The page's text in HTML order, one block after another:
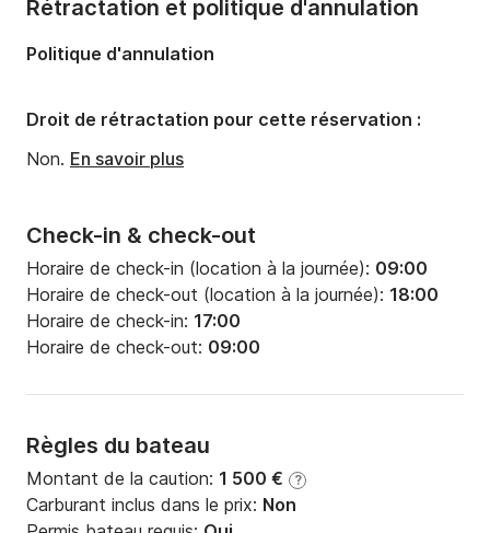
Tirant d'eau:1.95m
Puissance moteur:13cv
Check-in & check-out
Horaire de check-in (location à la journée): 09:00
Horaire de check-out (location à la journée): 18:00
Horaire de check-in: 17:00
Horaire de check-out: 09:00
Règles du bateau
Montant de la caution: 1 500 € ?
Carburant inclus dans le prix: Non
Rétractation et politique d'annulation
Politique d'annulation
Droit de rétractation pour cette réservation :
Non. En savoir plus